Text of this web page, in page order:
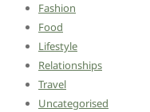
Fashion
Food
Lifestyle
Relationships
Travel
Uncategorised